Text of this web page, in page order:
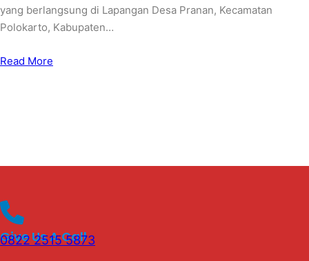
yang berlangsung di Lapangan Desa Pranan, Kecamatan
Polokarto, Kabupaten…
Read More
Give Us A Call
0822 2515 5873